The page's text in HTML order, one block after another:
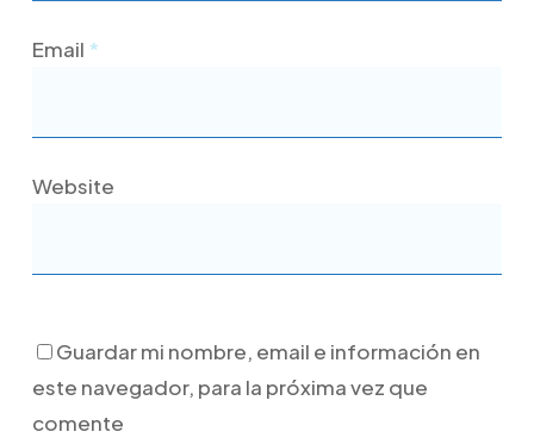
Email *
Website
Guardar mi nombre, email e información en
este navegador, para la próxima vez que
comente